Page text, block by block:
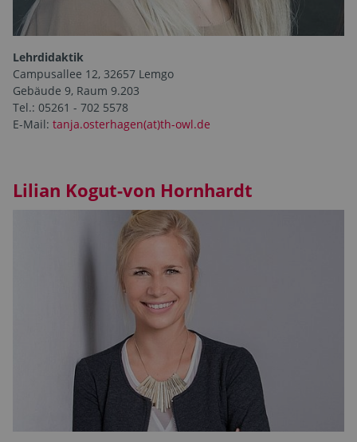
Lehrdidaktik
Campusallee 12, 32657 Lemgo
Gebäude 9, Raum 9.203
Tel.: 05261 - 702 5578
E-Mail: tanja.osterhagen(at)th-owl.de
Lilian Kogut-von Hornhardt